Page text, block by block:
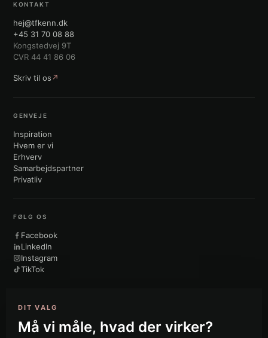
KONTAKT
hej@tfkenn.dk
+45 31 70 08 88
Kongstedvej 9T
CVR 44 41 86 06
Skriv til os ↗
GENVEJE
Inspiration
Hvem er vi
Erhverv
Samarbejdspartner
Privatliv
FØLG OS
Facebook
LinkedIn
Instagram
TikTok
VURDERET PÅ
DIT VALG
Må vi måle, hvad der virker?